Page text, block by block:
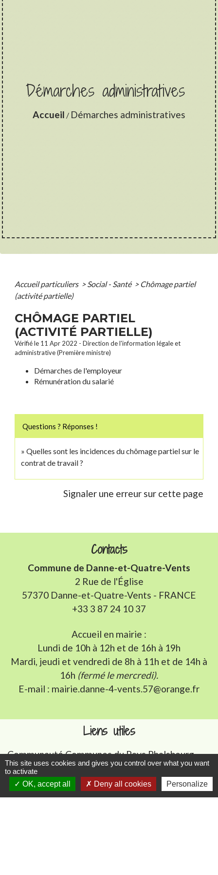
Démarches administratives
Accueil / Démarches administratives
Accueil particuliers > Social - Santé > Chômage partiel
(activité partielle)
CHÔMAGE PARTIEL
(ACTIVITÉ PARTIELLE)
Vérifié le 11 Apr 2022 - Direction de l'information légale et
administrative (Première ministre)
Démarches de l'employeur
Rémunération du salarié
Questions ? Réponses !
Quelles sont les incidences du chômage partiel sur le
contrat de travail ?
Signaler une erreur sur cette page
Contacts
Commune de Danne-et-Quatre-Vents
2 Rue de l'Église
57370 Danne-et-Quatre-Vents - FRANCE
+33 3 87 24 10 37
Accueil en mairie :
Lundi de 10h à 12h et de 16h à 19h
Mardi, jeudi et vendredi de 8h à 11h et de 14h à
16h (fermé le mercredi).
E-mail : mairie.danne-4-vents.57@orange.fr
Liens utiles
Communauté Communes du Pays Phalsbourg
Pôle Déchets du Pays de Sarrebourg
Conseil départemental de la Moselle (57)
Service-public.fr
This site uses cookies and gives you control over what you want
to activate
OK, accept all
Deny all cookies Personalize